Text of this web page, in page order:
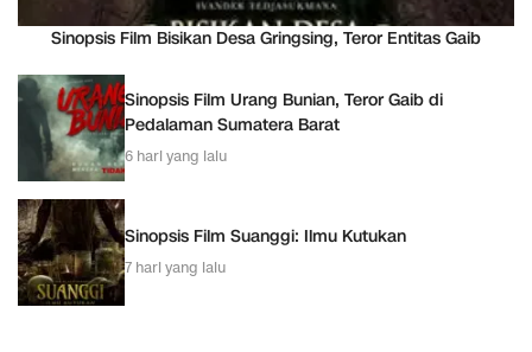
Sinopsis Film Bisikan Desa Gringsing, Teror Entitas Gaib
Sinopsis Film Urang Bunian, Teror Gaib di
Pedalaman Sumatera Barat
6 hari yang lalu
Sinopsis Film Suanggi: Ilmu Kutukan
7 hari yang lalu